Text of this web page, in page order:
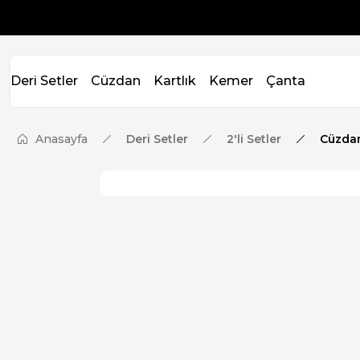
Deri Setler Cüzdan Kartlık Kemer Çanta
Anasayfa Deri Setler 2'li Setler